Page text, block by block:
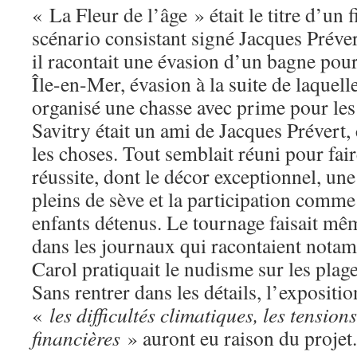
« La Fleur de l’âge » était le titre d’un
scénario consistant signé Jacques
il racontait une évasion d’un bagne
Île-en-Mer, évasion à la suite de
organisé une chasse avec prime pour
Savitry était un ami de Jacques
les choses. Tout semblait réuni pour
réussite, dont le décor exceptionnel,
pleins de sève et la participation
enfants détenus. Le tournage faisait
dans les journaux qui racontaient
Carol pratiquait le nudisme sur les
Sans rentrer dans les détails,
« les difficultés climatiques, les
financières » auront eu raison du projet.